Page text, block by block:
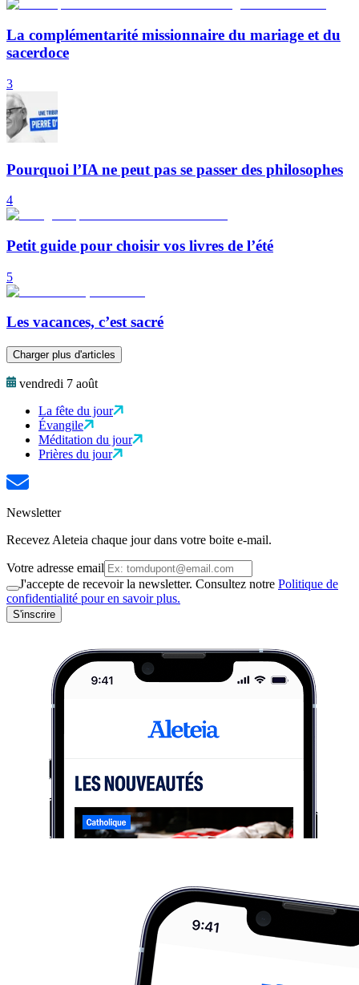
La complémentarité missionnaire du mariage et du
sacerdoce
3
Pourquoi l’IA ne peut pas se passer des philosophes
4
Petit guide pour choisir vos livres de l’été
5
Les vacances, c’est sacré
Charger plus d'articles
vendredi 7 août
La fête du jour
Évangile
Méditation du jour
Prières du jour
Newsletter
Recevez Aleteia chaque jour dans votre boite e-mail.
Votre adresse email
J'accepte de recevoir la newsletter. Consultez notre Politique de
confidentialité pour en savoir plus.
S'inscrire